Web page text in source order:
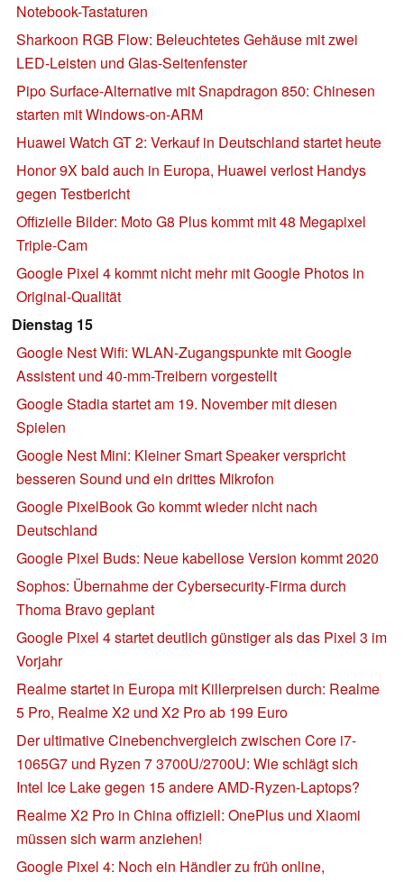
Notebook-Tastaturen
Sharkoon RGB Flow: Beleuchtetes Gehäuse mit zwei
LED-Leisten und Glas-Seitenfenster
Pipo Surface-Alternative mit Snapdragon 850: Chinesen
starten mit Windows-on-ARM
Huawei Watch GT 2: Verkauf in Deutschland startet heute
Honor 9X bald auch in Europa, Huawei verlost Handys
gegen Testbericht
Offizielle Bilder: Moto G8 Plus kommt mit 48 Megapixel
Triple-Cam
Google Pixel 4 kommt nicht mehr mit Google Photos in
Original-Qualität
Dienstag 15
Google Nest Wifi: WLAN-Zugangspunkte mit Google
Assistent und 40-mm-Treibern vorgestellt
Google Stadia startet am 19. November mit diesen
Spielen
Google Nest Mini: Kleiner Smart Speaker verspricht
besseren Sound und ein drittes Mikrofon
Google PixelBook Go kommt wieder nicht nach
Deutschland
Google Pixel Buds: Neue kabellose Version kommt 2020
Sophos: Übernahme der Cybersecurity-Firma durch
Thoma Bravo geplant
Google Pixel 4 startet deutlich günstiger als das Pixel 3 im
Vorjahr
Realme startet in Europa mit Killerpreisen durch: Realme
5 Pro, Realme X2 und X2 Pro ab 199 Euro
Der ultimative Cinebenchvergleich zwischen Core i7-
1065G7 und Ryzen 7 3700U/2700U: Wie schlägt sich
Intel Ice Lake gegen 15 andere AMD-Ryzen-Laptops?
Realme X2 Pro in China offiziell: OnePlus und Xiaomi
müssen sich warm anziehen!
Google Pixel 4: Noch ein Händler zu früh online,